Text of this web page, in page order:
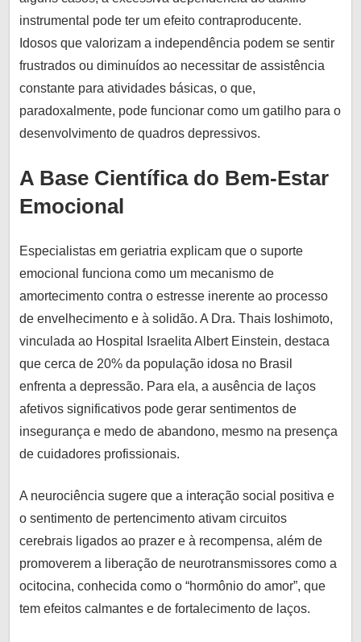
instrumental pode ter um efeito contraproducente.
Idosos que valorizam a independência podem se sentir
frustrados ou diminuídos ao necessitar de assistência
constante para atividades básicas, o que,
paradoxalmente, pode funcionar como um gatilho para o
desenvolvimento de quadros depressivos.
A Base Científica do Bem-Estar
Emocional
Especialistas em geriatria explicam que o suporte
emocional funciona como um mecanismo de
amortecimento contra o estresse inerente ao processo
de envelhecimento e à solidão. A Dra. Thais Ioshimoto,
vinculada ao Hospital Israelita Albert Einstein, destaca
que cerca de 20% da população idosa no Brasil
enfrenta a depressão. Para ela, a ausência de laços
afetivos significativos pode gerar sentimentos de
insegurança e medo de abandono, mesmo na presença
de cuidadores profissionais.
A neurociência sugere que a interação social positiva e
o sentimento de pertencimento ativam circuitos
cerebrais ligados ao prazer e à recompensa, além de
promoverem a liberação de neurotransmissores como a
ocitocina, conhecida como o “hormônio do amor”, que
tem efeitos calmantes e de fortalecimento de laços.